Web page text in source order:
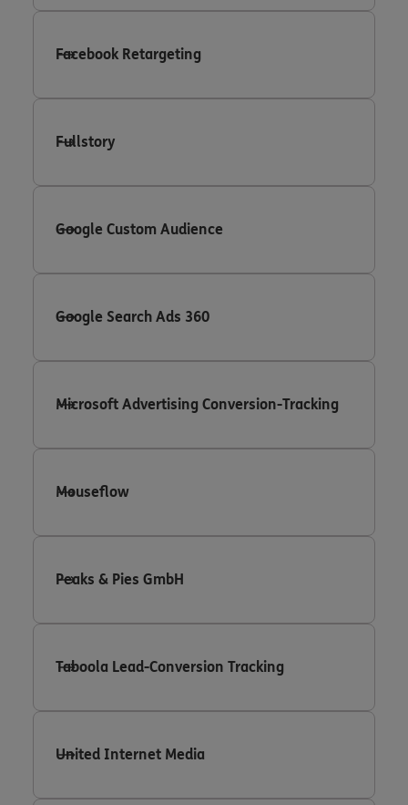
Facebook Retargeting
Fullstory
Google Custom Audience
Google Search Ads 360
Microsoft Advertising Conversion-Tracking
Mouseflow
Peaks & Pies GmbH
Taboola Lead-Conversion Tracking
United Internet Media